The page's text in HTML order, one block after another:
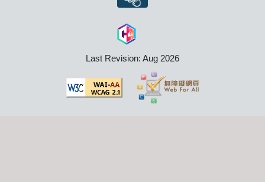
Last Revision: Aug 2026